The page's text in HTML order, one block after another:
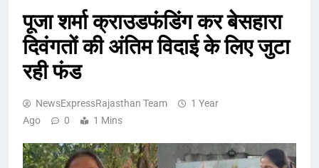
पूजा शर्मा क्राउडफंडिंग कर बेसहारा
दिवंगतों की अंतिम विदाई के लिए जुटा
रही फंड
NewsExpressRajasthan Team
1 Year
Ago
0 1 Mins